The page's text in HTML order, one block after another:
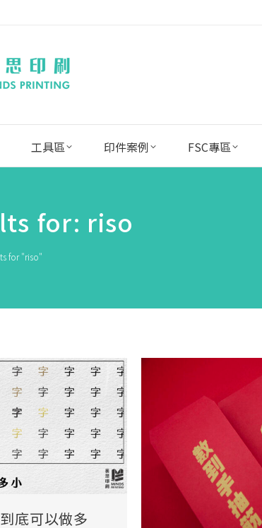
工具區 印件案例 FSC專區
for: riso
for "riso"
底可以做多